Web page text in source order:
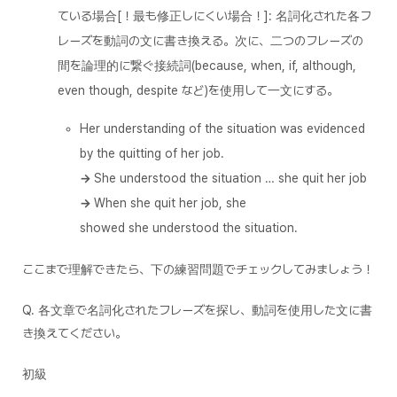
ている場合[！最も修正しにくい場合！]: 名詞化された各フ
レーズを動詞の文に書き換える。次に、二つのフレーズの
間を論理的に繋ぐ接続詞(because, when, if, although,
even though, despite など)を使用して一文にする。
Her understanding of the situation was evidenced
by the quitting of her job.
→ She understood the situation … she quit her job
→ When she quit her job, she
showed she understood the situation.
ここまで理解できたら、下の練習問題でチェックしてみましょう！
Q. 各文章で名詞化されたフレーズを探し、動詞を使用した文に書
き換えてください。
初級